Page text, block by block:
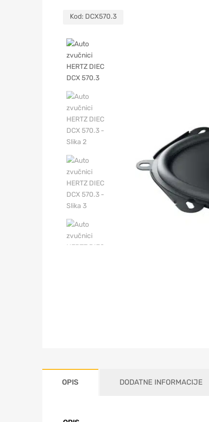
Kod: DCX570.3
OPIS DODATNE INFORMACIJE